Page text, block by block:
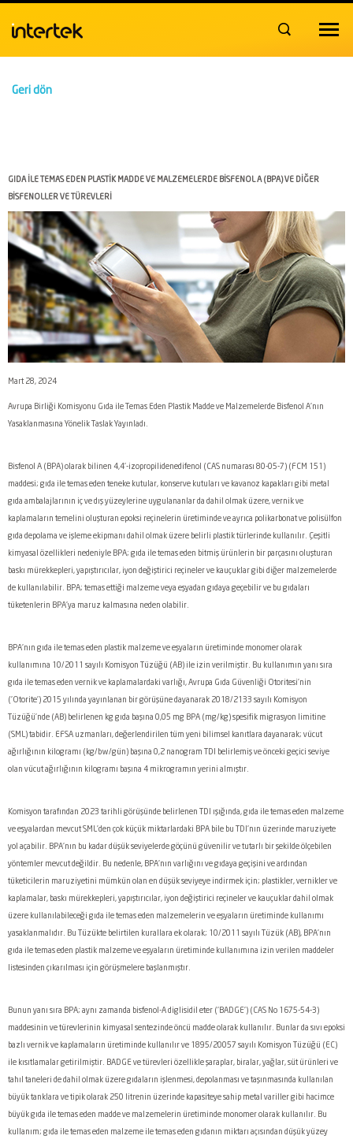
Toggle
Geri dön
GIDA İLE TEMAS EDEN PLASTİK MADDE VE MALZEMELERDE BİSFENOL A (BPA) VE DİĞER
BİSFENOLLER VE TÜREVLERİ
Mart 28, 2024
Avrupa Birliği Komisyonu Gıda ile Temas Eden Plastik Madde ve Malzemelerde Bisfenol A'nın
Yasaklanmasına Yönelik Taslak Yayınladı.
Bisfenol A (BPA) olarak bilinen 4,4'-izopropilidenedifenol (CAS numarası 80-05-7) (FCM 151)
maddesi; gıda ile temas eden teneke kutular, konserve kutuları ve kavanoz kapakları gibi metal
gıda ambalajlarının iç ve dış yüzeylerine uygulananlar da dahil olmak üzere, vernik ve
kaplamaların temelini oluşturan epoksi reçinelerin üretiminde ve ayrıca polikarbonat ve polisülfon
gıda depolama ve işleme ekipmanı dahil olmak üzere belirli plastik türlerinde kullanılır. Çeşitli
kimyasal özellikleri nedeniyle BPA; gıda ile temas eden bitmiş ürünlerin bir parçasını oluşturan
baskı mürekkepleri, yapıştırıcılar, iyon değiştirici reçineler ve kauçuklar gibi diğer malzemelerde
de kullanılabilir. BPA; temas ettiği malzeme veya eşyadan gıdaya geçebilir ve bu gıdaları
tüketenlerin BPA'ya maruz kalmasına neden olabilir.
BPA'nın gıda ile temas eden plastik malzeme ve eşyaların üretiminde monomer olarak
kullanımına 10/2011 sayılı Komisyon Tüzüğü (AB) ile izin verilmiştir. Bu kullanımın yanı sıra
gıda ile temas eden vernik ve kaplamalardaki varlığı, Avrupa Gıda Güvenliği Otoritesi’nin
('Otorite') 2015 yılında yayınlanan bir görüşüne dayanarak 2018/2133 sayılı Komisyon
Tüzüğü’nde (AB) belirlenen kg gıda başına 0,05 mg BPA (mg/kg) spesifik migrasyon limitine
(SML) tabidir. EFSA uzmanları, değerlendirilen tüm yeni bilimsel kanıtlara dayanarak; vücut
ağırlığının kilogramı (kg/bw/gün) başına 0,2 nanogram TDI belirlemiş ve önceki geçici seviye
olan vücut ağırlığının kilogramı başına 4 mikrogramın yerini almıştır.
Komisyon tarafından 2023 tarihli görüşünde belirlenen TDI ışığında, gıda ile temas eden malzeme
ve eşyalardan mevcut SML’den çok küçük miktarlardaki BPA bile bu TDI'nın üzerinde maruziyete
yol açabilir. BPA'nın bu kadar düşük seviyelerde göçünü güvenilir ve tutarlı bir şekilde ölçebilen
yöntemler mevcut değildir. Bu nedenle, BPA'nın varlığını ve gıdaya geçişini ve ardından
tüketicilerin maruziyetini mümkün olan en düşük seviyeye indirmek için; plastikler, vernikler ve
kaplamalar, baskı mürekkepleri, yapıştırıcılar, iyon değiştirici reçineler ve kauçuklar dahil olmak
üzere kullanılabileceği gıda ile temas eden malzemelerin ve eşyaların üretiminde kullanımı
yasaklanmalıdır. Bu Tüzükte belirtilen kurallara ek olarak; 10/2011 sayılı Tüzük (AB), BPA'nın
gıda ile temas eden plastik malzeme ve eşyaların üretiminde kullanımına izin verilen maddeler
listesinden çıkarılması için görüşmelere başlanmıştır.
Bunun yanı sıra BPA; aynı zamanda bisfenol-A diglisidil eter ('BADGE') (CAS No 1675-54-3)
maddesinin ve türevlerinin kimyasal sentezinde öncü madde olarak kullanılır. Bunlar da sıvı epoksi
bazlı vernik ve kaplamaların üretiminde kullanılır ve 1895/20057 sayılı Komisyon Tüzüğü (EC)
ile kısıtlamalar getirilmiştir. BADGE ve türevleri özellikle şaraplar, biralar, yağlar, süt ürünleri ve
tahıl taneleri de dahil olmak üzere gıdaların işlenmesi, depolanması ve taşınmasında kullanılan
büyük tanklara ve tipik olarak 250 litrenin üzerinde kapasiteye sahip metal variller gibi hacimce
büyük gıda ile temas eden madde ve malzemelerin üretiminde monomer olarak kullanılır. Bu
kullanım; gıda ile temas eden malzeme ile temas eden gıdanın miktarı açısından düşük yüzey